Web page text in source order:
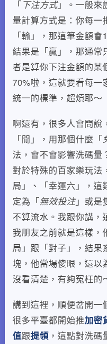
「 下注方式」。一般來
量計算方式是：你每一
「輸」，那這筆金額
結果是「贏」，那通常
者是算你下注金額的某
70%啦，這就要看每一
統一的標準，超煩耶～
啊還有，很多人會問說
「閒」，用那個什麼「
法，會不會影響洗碼量
對於特殊的百家樂玩法
局」、「幸運六」，這
定為「無效投注」或是
不算流水。我跟你講，
我朋友之前就是這樣，
局」跟「對子」，結果
塊，他當場傻眼，還以
沒看清楚，有夠冤枉的
講到這裡，順便岔開一
很多平臺都開始推加密
值跟提領 ，這點對洗